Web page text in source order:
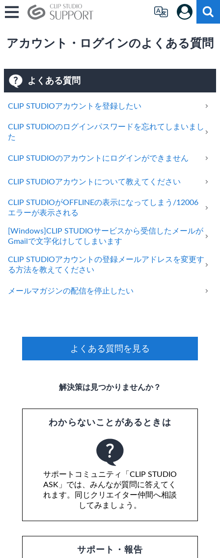
アカウント・ログインのよくある質問
よくある質問
CLIP STUDIOアカウントを登録したい
CLIP STUDIOのログインパスワードを忘れてしまいまし
た
CLIP STUDIOのアカウントにログインができません
CLIP STUDIOアカウントについて教えてください
CLIP STUDIOがOFFLINEの表示になってしまう/12006
エラーが表示される
[Windows]CLIP STUDIOサービスから受信したメールが
Gmailで文字化けしてしまいます
CLIP STUDIOアカウントの登録メールアドレスを変更す
る方法を教えてください
メールマガジンの配信を停止したい
よくある質問を見る
解決策は見つかりませんか？
わからないことがあるときは
サポートコミュニティ「CLIP STUDIO
ASK」では、みんなが質問に答えてく
れます。同じクリエイター仲間へ相談
してみましょう。
サポート・報告